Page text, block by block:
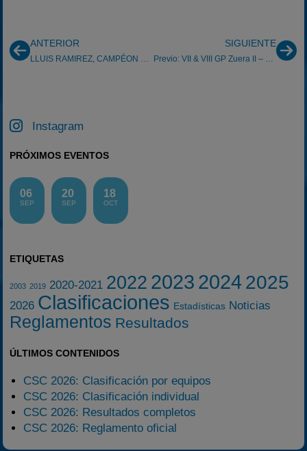
ANTERIOR SIGUIENTE
Instagram
PRÓXIMOS EVENTOS
06
SEP
20
SEP
18
OCT
ETIQUETAS
2003 2019 2020-2021 2022 2023 20242025
2026 Clasificaciones Estadísticas Noticias
Reglamentos Resultados
ÚLTIMOS CONTENIDOS
CSC 2026: Clasificación por equipos
CSC 2026: Clasificación individual
CSC 2026: Resultados completos
CSC 2026: Reglamento oficial